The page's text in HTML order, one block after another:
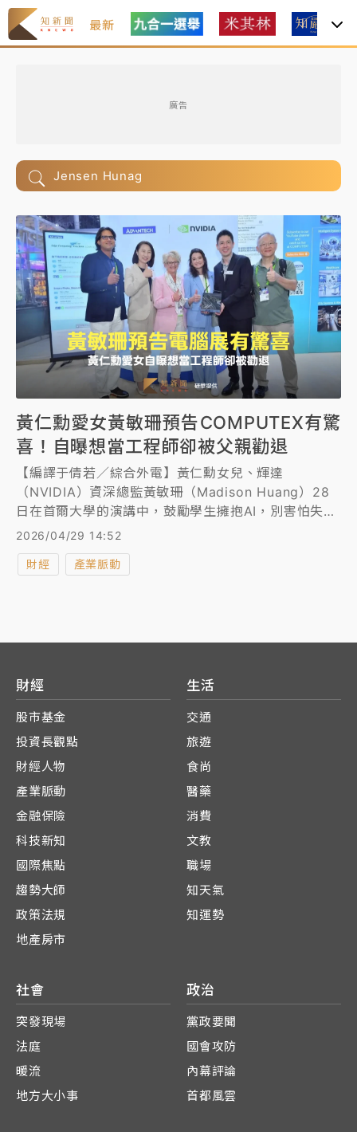
最新
廣告
Jensen Hunag
黃仁勳愛女黃敏珊預告COMPUTEX有驚
喜！自曝想當工程師卻被父親勸退
【編譯于倩若／綜合外電】黃仁勳女兒、輝達
（NVIDIA）資深總監黃敏珊（Madison Huang）28
日在首爾大學的演講中，鼓勵學生擁抱AI，別害怕失
業，她說：「AI是這個時代的關鍵變革者，也是能幫助
2026/04/29 14:52
財經 產業脈動
財經
股市基金
投資長觀點
財經人物
產業脈動
金融保險
科技新知
國際焦點
趨勢大師
政策法規
地產房市
生活
交通
旅遊
食尚
醫藥
消費
文教
職場
知天氣
知運勢
社會
突發現場
法庭
暖流
地方大小事
政治
黨政要聞
國會攻防
內幕評論
首都風雲